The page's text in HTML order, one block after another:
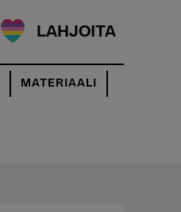
LAHJOITA
MATERIAALI